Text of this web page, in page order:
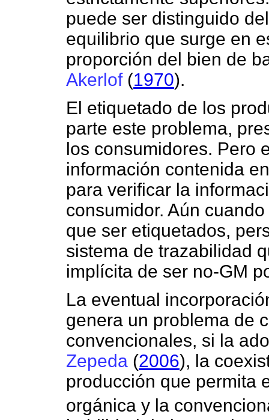
puede ser distinguido
equilibrio que surge en
proporción del bien de
Akerlof(1970).
El etiquetado de los
parte este problema,
los consumidores. Pero
información contenida
para verificar la
consumidor. Aún
que ser etiquetados,
sistema de trazabilidad
implícita de ser no-GM
La eventual
genera un problema de
convencionales, si la
Zepeda (2006), la
producción que permita
orgánica y la